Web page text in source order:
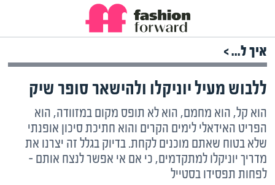
איך ל... >
ללבוש מעיל יוניקלו ולהישאר סופר שיק
הוא קל, הוא מחמם, הוא לא תופס מקום במזוודה, הוא
הפריט האידאלי לימים הקרים והוא חתיכת סיכון אופנתי
שלא בטוח שאתם מוכנים לקחת. בדיוק בגלל זה יצרנו את
מדריך יוניקלו למתקדמים, כי אם אי אפשר לנצח אותם –
לפחות תפסידו בסטייל